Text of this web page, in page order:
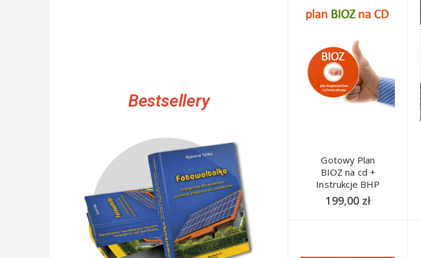
Bestsellery
Gotowy Plan
BIOZ na cd +
Instrukcje BHP
199,00 zł